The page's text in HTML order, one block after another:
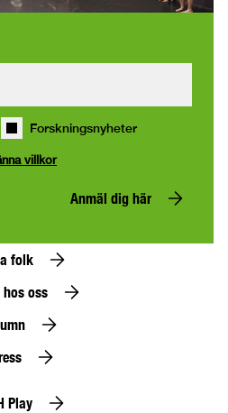
Forskningsnyheter
villkor
Anmäl dig här
folk
oss
Play